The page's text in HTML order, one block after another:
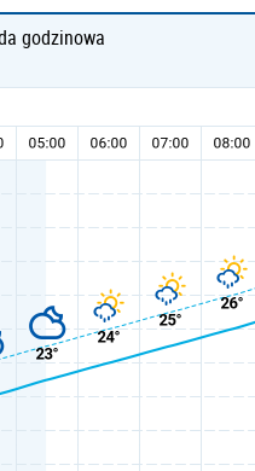
godzinowa